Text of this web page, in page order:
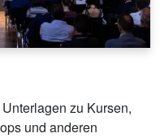
zu Kursen,
und anderen